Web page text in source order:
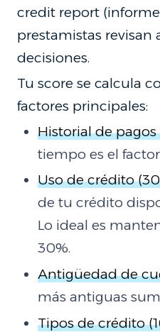
credit report
prestamistas revisan
decisiones.
Tu score se calcula
factores principales:
Historial de pagos
tiempo es el
Uso de crédito
de tu crédito
Lo ideal es
30%.
Antigüedad de
más antiguas
Tipos de crédito